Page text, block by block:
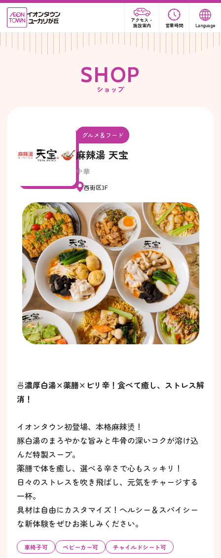
アクセス・
施設案内
営業時間 Language
SHOP
ショップ
グルメ＆フード
麻辣湯 天宝
中華
西街区3F
🍜濃厚白湯×薬膳×ピリ辛！食べて癒し、ストレス解
消！
イオンタウン初登場、本格麻辣烫！
豚白湯のまろやかな旨みと牛骨の深いコクが溶け込
んだ特製スープ。
薬膳で体を癒し、選べる辛さで心もスッキリ！
日々のストレスを吹き飛ばし、元気をチャージする
一杯。
具材は自由にカスタマイズ！ヘルシー＆スパイシー
な新体験をぜひお楽しみください。
車椅子可 ベビーカー可 チャイルドシート可